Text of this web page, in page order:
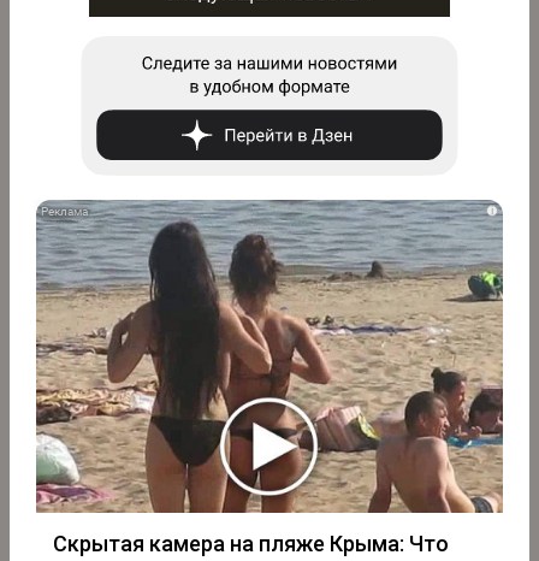
i
Скрытая камера на пляже Крыма: Что